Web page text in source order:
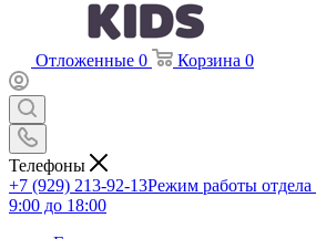
Отложенные 0 Корзина 0
Телефоны
+7 (929) 213-92-13Режим работы
9:00 до 18:00